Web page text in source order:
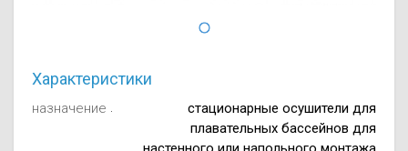
Характеристики
назначение
стационарные осушители для
плавательных бассейнов для